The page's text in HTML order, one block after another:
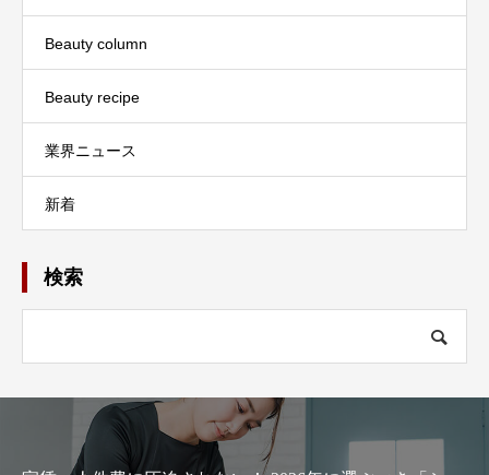
Beauty column
Beauty recipe
業界ニュース
新着
検索